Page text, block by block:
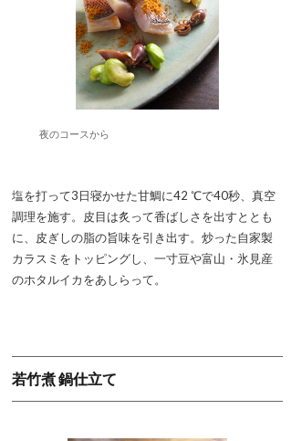
夜のコースから
塩を打って3日寝かせた甘鯛に42 ℃で40秒、真空
調理を施す。皮目は炙って香ばしさを出すととも
に、皮ぎしの脂の旨味を引き出す。炒った自家製
カラスミをトッピングし、一寸豆や富山・氷見産
のホタルイカをあしらって。
若竹煮 鍋仕立て